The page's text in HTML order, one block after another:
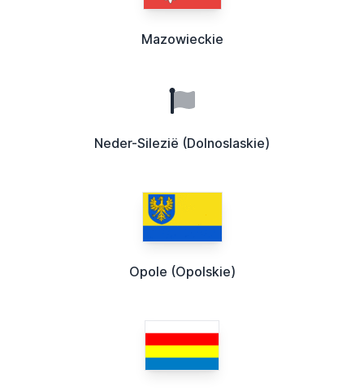
Mazowieckie
Neder-Silezië (Dolnoslaskie)
Opole (Opolskie)